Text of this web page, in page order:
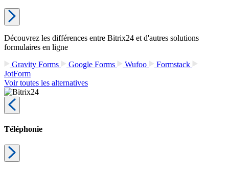
Découvrez les différences entre Bitrix24 et d'autres solutions
formulaires en ligne
Gravity Forms
Google Forms Wufoo
Formstack
JotForm
Voir toutes les alternatives
Téléphonie